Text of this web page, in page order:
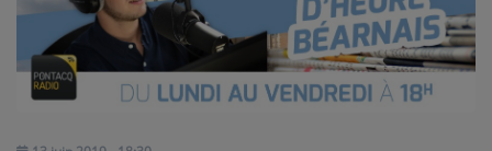
C'ÉTAIT QUOI CE TITRE ?
MÉDIAS